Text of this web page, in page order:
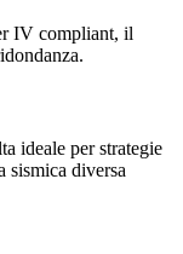
IV compliant, il
ideale per strategie
sismica diversa